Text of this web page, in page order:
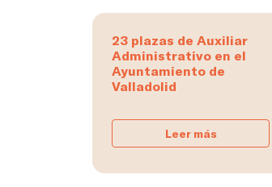
23 plazas de Auxiliar
Administrativo en el
Ayuntamiento de
Valladolid
Leer más